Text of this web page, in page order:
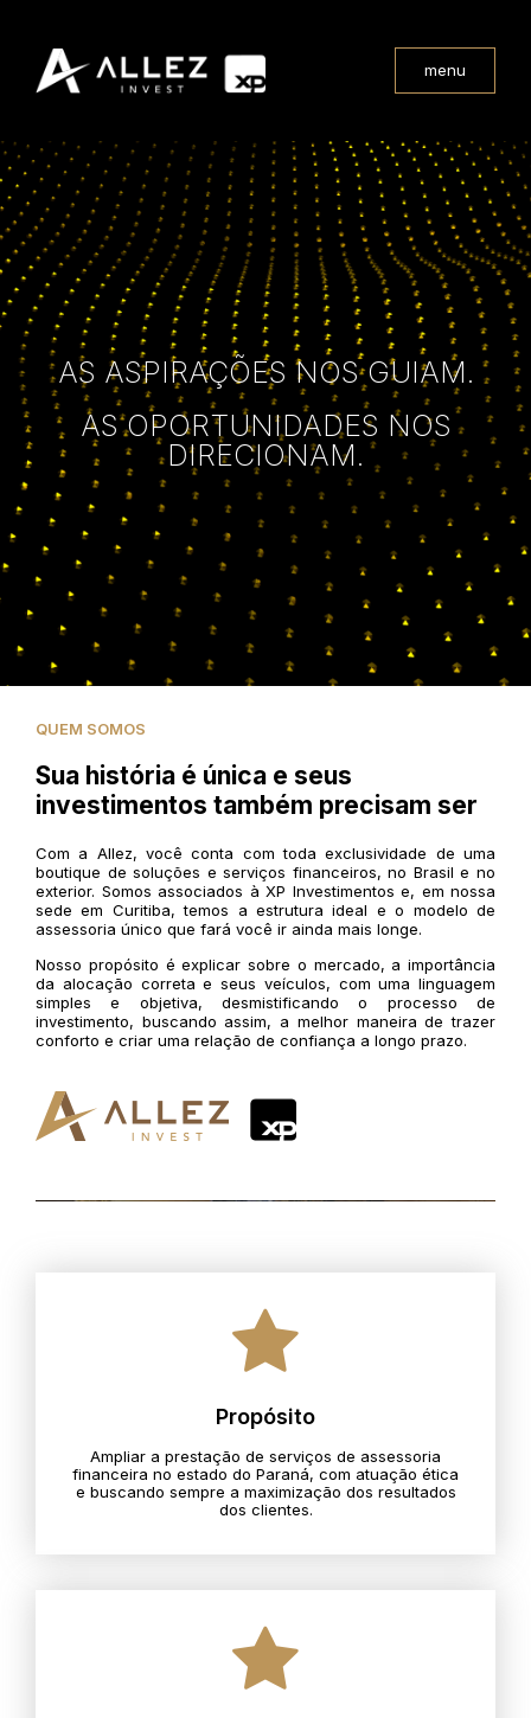
menu
AS ASPIRAÇÕES NOS GUIAM.
AS OPORTUNIDADES NOS
DIRECIONAM.
QUEM SOMOS
Sua história é única e seus
investimentos também precisam ser
Com a Allez, você conta com toda exclusividade de uma
boutique de soluções e serviços financeiros, no Brasil e no
exterior. Somos associados à XP Investimentos e, em nossa
sede em Curitiba, temos a estrutura ideal e o modelo de
assessoria único que fará você ir ainda mais longe.
Nosso propósito é explicar sobre o mercado, a importância
da alocação correta e seus veículos, com uma linguagem
simples e objetiva, desmistificando o processo de
investimento, buscando assim, a melhor maneira de trazer
conforto e criar uma relação de confiança a longo prazo.
Propósito
Ampliar a prestação de serviços de assessoria
financeira no estado do Paraná, com atuação ética
e buscando sempre a maximização dos resultados
dos clientes.